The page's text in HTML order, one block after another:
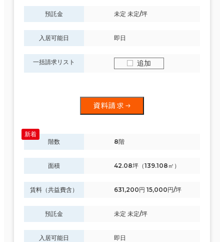
預託金 未定 未定/坪
入居可能日 即日
一括請求リスト 追加
資料請求
階数 8階
面積 42.08坪（139.108㎡）
賃料（共益費含） 631,200円 15,000円/坪
預託金 未定 未定/坪
入居可能日 即日